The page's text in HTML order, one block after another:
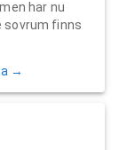
har nu
sovrum finns
→